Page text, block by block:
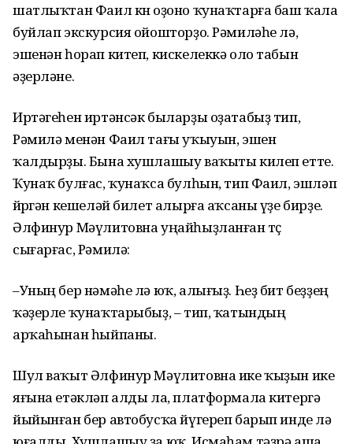
шатлыҡтан Фаил көн оҙоно ҡунаҡтарға баш ҡала
буйлап экскурсия ойошторҙо. Рәмиләһе лә,
эшенән һорап китеп, кискелеккә оло табын
әҙерләне.
Иртәгеһен иртәнсәк быларҙы оҙатабыҙ тип,
Рәмилә менән Фаил тағы уҡыуын, эшен
ҡалдырҙы. Бына хушлашыу ваҡыты килеп етте.
Ҡунаҡ булғас, ҡунаҡса булһын, тип Фаил, эшләп
йөрөгән кешеләй билет алырға аҡсаны үҙе бирҙе.
Әлфинур Мәүлитовна уңайһыҙланған төҫ
сығарғас, Рәмилә:
–Уның бер нәмәһе лә юҡ, алығыҙ. Һеҙ бит беҙҙең
ҡәҙерле ҡунаҡтарыбыҙ, – тип, ҡатындың
арҡаһынан һыйпаны.
Шул ваҡыт Әлфинур Мәүлитовна ике ҡыҙын ике
яғына етәкләп алды ла, платформала китергә
йыйынған бер автобусҡа йүгереп барып инде лә